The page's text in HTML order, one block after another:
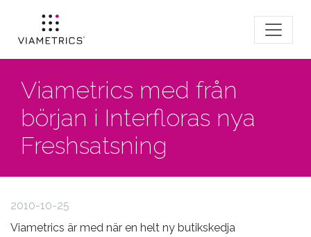
Viametrics med från
början i Interfloras nya
Freshsatsning
2010-10-25
Viametrics är med när en helt ny butikskedja